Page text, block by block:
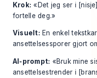
Krok: «Det jeg ser i
fortelle deg.»
Visuelt: En enkel
ansettelsessporer gjort
AI-prompt: «Bruk mine
ansettelsestrender i